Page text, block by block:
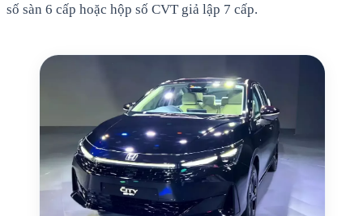
số sàn 6 cấp hoặc hộp số CVT giả lập 7 cấp.